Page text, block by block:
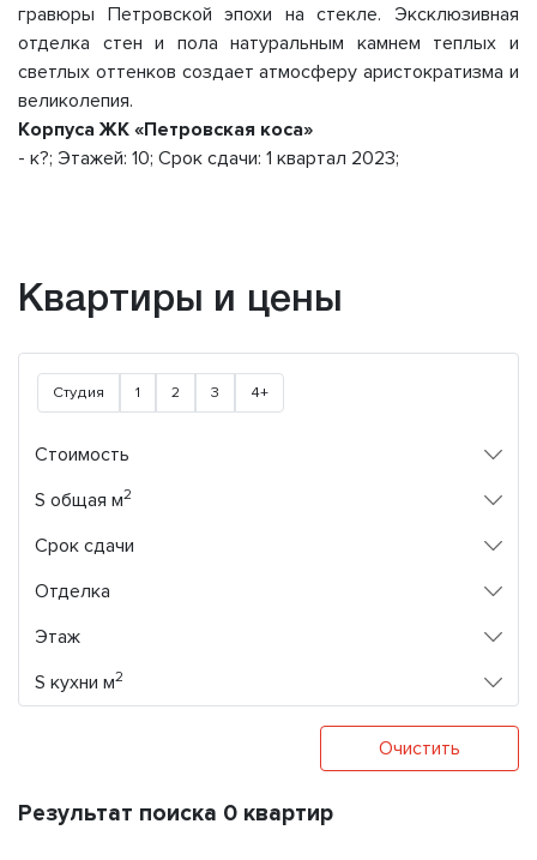
гравюры Петровской эпохи на стекле. Эксклюзивная
отделка стен и пола натуральным камнем теплых и
светлых оттенков создает атмосферу аристократизма и
великолепия.
Корпуса ЖК «Петровская коса»
- к?; Этажей: 10; Срок сдачи: 1 квартал 2023;
Квартиры и цены
Студия 1 2 3 4+
Стоимость
S общая м2
Срок сдачи
Отделка
Этаж
S кухни м2
Очистить
Результат поиска 0 квартир